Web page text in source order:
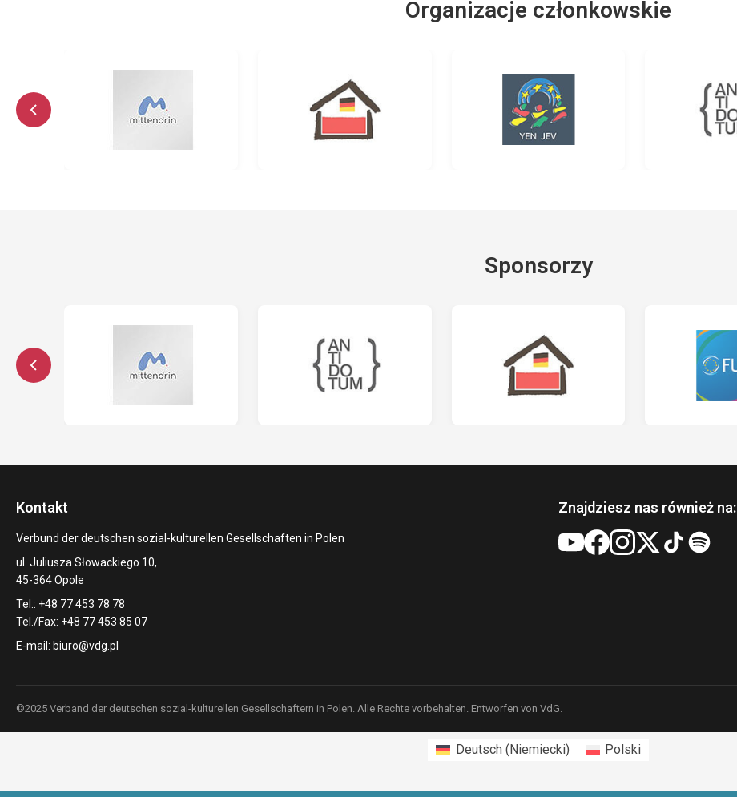
Organizacje członkowskie
Sponsorzy
Kontakt
Verbund der deutschen sozial-kulturellen Gesellschaften in Polen
ul. Juliusza Słowackiego 10,
45-364 Opole
Tel.: +48 77 453 78 78
Tel./Fax: +48 77 453 85 07
E-mail: biuro@vdg.pl
Znajdziesz nas również na:
©2025 Verband der deutschen sozial-kulturellen Gesellschaftern in Polen. Alle Rechte vorbehalten. Entworfen von VdG.
Deutsch(Niemiecki) Polski